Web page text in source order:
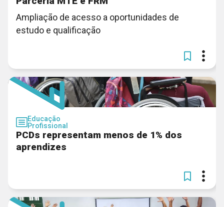
Ampliação de acesso a oportunidades de
estudo e qualificação
Educação
Profissional
PCDs representam menos de 1% dos
aprendizes